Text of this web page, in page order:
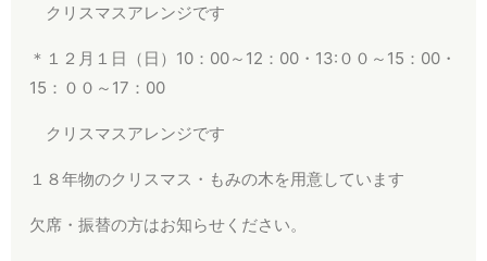
クリスマスアレンジです
＊１２月１日（日）10：00～12：00・13:００～15：00・
15：００～17：00
クリスマスアレンジです
１８年物のクリスマス・もみの木を用意しています
欠席・振替の方はお知らせください。